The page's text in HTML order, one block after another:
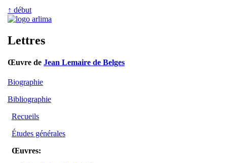
↑ début
Lettres
Œuvre de Jean Lemaire de Belges
Biographie
Bibliographie
Recueils
Études générales
Œuvres: